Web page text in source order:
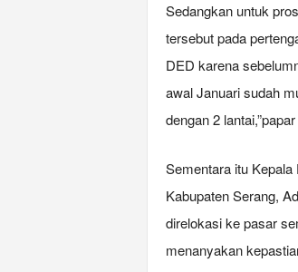
Sedangkan untuk
tersebut pada
DED karena
awal Januari sudah
dengan 2
Sementara itu
Kabupaten Serang,
direlokasi ke pasar
menanyakan